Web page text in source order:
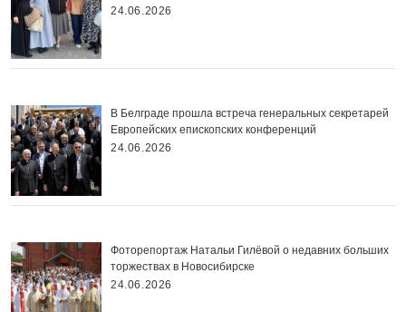
24.06.2026
В Белграде прошла встреча генеральных секретарей
Европейских епископских конференций
24.06.2026
Фоторепортаж Натальи Гилёвой о недавних больших
торжествах в Новосибирске
24.06.2026